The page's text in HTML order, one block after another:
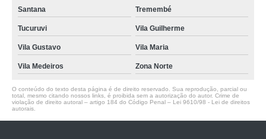
Santana Tremembé
Tucuruvi Vila Guilherme
Vila Gustavo Vila Maria
Vila Medeiros Zona Norte
O conteúdo do texto desta página é de direito reservado. Sua reprodução, parcial ou
total, mesmo citando nossos links, é proibida sem a autorização do autor. Crime de
violação de direito autoral – artigo 184 do Código Penal – Lei 9610/98 - Lei de direitos
autorais